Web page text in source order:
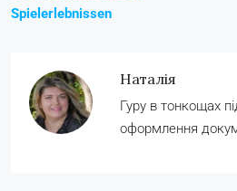
Spielerlebnissen
Наталія
Гуру в тонкощах
оформлення